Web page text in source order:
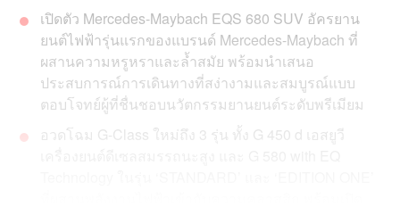
เปิดตัว Mercedes-Maybach EQS 680 SUV อัครยาน
ยนต์ไฟฟ้ารุ่นแรกของแบรนด์ Mercedes-Maybach ที่
ผสานความหรูหราและล้ำสมัย พร้อมนำเสนอ
ประสบการณ์การเดินทางที่สง่างามและสมบูรณ์แบบ
ตอบโจทย์ผู้ที่ชื่นชอบนวัตกรรมยานยนต์ระดับพรีเมียม
อวดโฉม G-Class ใหม่ถึง 3 รุ่น ทั้ง G 450 d เอสยูวี